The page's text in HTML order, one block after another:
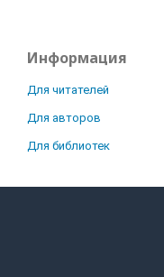
Информация
Для читателей
Для авторов
Для библиотек